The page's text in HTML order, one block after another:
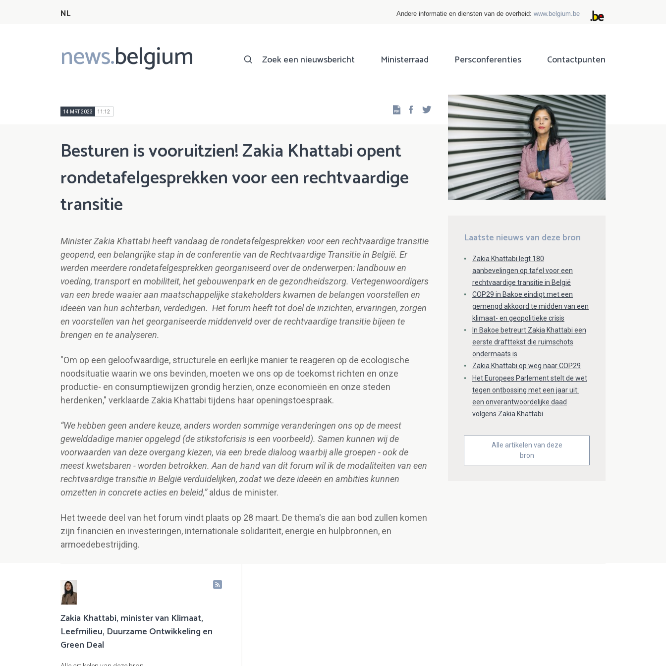
NL Andere informatie en diensten van de overheid: www.belgium.be
news.belgium
Main
navigation
Zoek een nieuwsbericht Ministerraad Persconferenties Contactpunten
14 MRT 2023 11:12 Facebook
Twitter
Besturen is vooruitzien! Zakia Khattabi opent
rondetafelgesprekken voor een rechtvaardige
transitie
Minister Zakia Khattabi heeft vandaag de rondetafelgesprekken voor een rechtvaardige transitie
geopend, een belangrijke stap in de conferentie van de Rechtvaardige Transitie in België. Er
werden meerdere rondetafelgesprekken georganiseerd over de onderwerpen: landbouw en
voeding, transport en mobiliteit, het gebouwenpark en de gezondheidszorg. Vertegenwoordigers
van een brede waaier aan maatschappelijke stakeholders kwamen de belangen voorstellen en
ideeën van hun achterban, verdedigen. Het forum heeft tot doel de inzichten, ervaringen, zorgen
en voorstellen van het georganiseerde middenveld over de rechtvaardige transitie bijeen te
brengen en te analyseren.
"Om op een geloofwaardige, structurele en eerlijke manier te reageren op de ecologische
noodsituatie waarin we ons bevinden, moeten we ons op de toekomst richten en onze
productie- en consumptiewijzen grondig herzien, onze economieën en onze steden
herdenken," verklaarde Zakia Khattabi tijdens haar openingstoespraak.
“We hebben geen andere keuze, anders worden sommige veranderingen ons op de meest
gewelddadige manier opgelegd (de stikstofcrisis is een voorbeeld). Samen kunnen wij de
voorwaarden van deze overgang kiezen, via een brede dialoog waarbij alle groepen - ook de
meest kwetsbaren - worden betrokken. Aan de hand van dit forum wil ik de modaliteiten van een
rechtvaardige transitie in België verduidelijken, zodat we deze ideeën en ambities kunnen
omzetten in concrete acties en beleid,”aldus de minister.
Het tweede deel van het forum vindt plaats op 28 maart. De thema's die aan bod zullen komen
zijn financiën en investeringen, internationale solidariteit, energie en hulpbronnen, en
armoedebestrijding.
Laatste nieuws van deze bron
Zakia Khattabi legt 180
aanbevelingen op tafel voor een
rechtvaardige transitie in België
COP29 in Bakoe eindigt met een
gemengd akkoord te midden van een
klimaat- en geopolitieke crisis
In Bakoe betreurt Zakia Khattabi een
eerste drafttekst die ruimschots
ondermaats is
Zakia Khattabi op weg naar COP29
Het Europees Parlement stelt de wet
tegen ontbossing met een jaar uit:
een onverantwoordelijke daad
volgens Zakia Khattabi
Alle artikelen van deze
bron
Zakia Khattabi, minister van Klimaat,
Leefmilieu, Duurzame Ontwikkeling en
Green Deal